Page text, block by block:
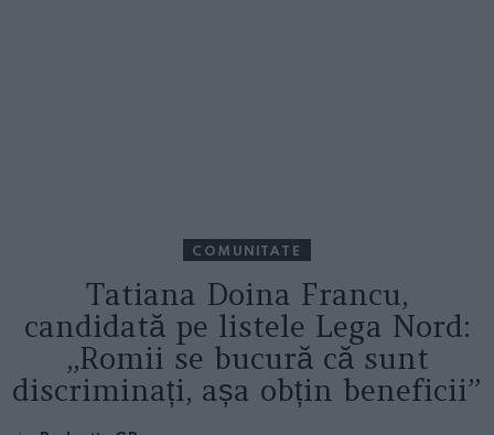
COMUNITATE
Tatiana Doina Francu,
candidată pe listele Lega Nord:
„Romii se bucură că sunt
discriminați, așa obțin beneficii”